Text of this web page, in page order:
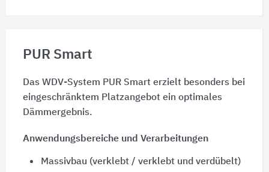
PUR Smart
Das WDV-System PUR Smart erzielt besonders bei
eingeschränktem Platzangebot ein optimales
Dämmergebnis.
Anwendungsbereiche und Verarbeitungen
Massivbau (verklebt / verklebt und verdübelt)